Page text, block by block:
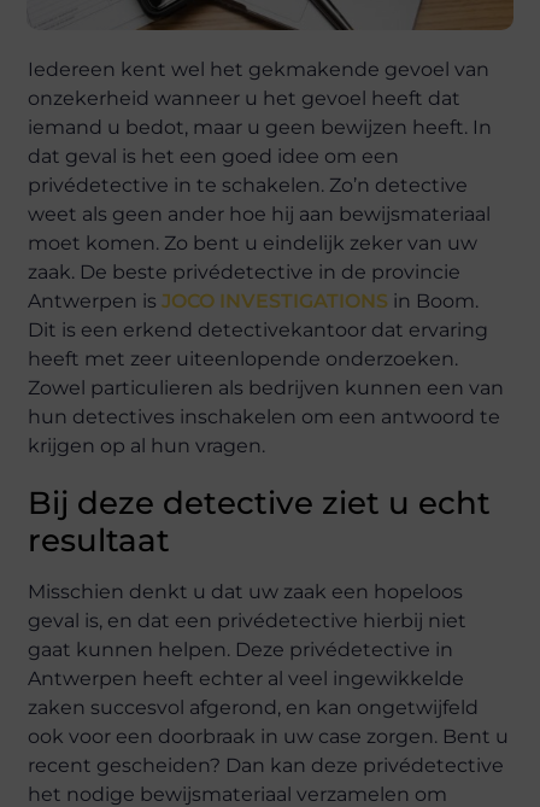
Iedereen kent wel het gekmakende gevoel van
onzekerheid wanneer u het gevoel heeft dat
iemand u bedot, maar u geen bewijzen heeft. In
dat geval is het een goed idee om een
privédetective in te schakelen. Zo’n detective
weet als geen ander hoe hij aan bewijsmateriaal
moet komen. Zo bent u eindelijk zeker van uw
zaak. De beste privédetective in de provincie
Antwerpen isJOCO INVESTIGATIONS in Boom.
Dit is een erkend detectivekantoor dat ervaring
heeft met zeer uiteenlopende onderzoeken.
Zowel particulieren als bedrijven kunnen een van
hun detectives inschakelen om een antwoord te
krijgen op al hun vragen.
Bij deze detective ziet u echt
resultaat
Misschien denkt u dat uw zaak een hopeloos
geval is, en dat een privédetective hierbij niet
gaat kunnen helpen. Deze privédetective in
Antwerpen heeft echter al veel ingewikkelde
zaken succesvol afgerond, en kan ongetwijfeld
ook voor een doorbraak in uw case zorgen. Bent u
recent gescheiden? Dan kan deze privédetective
het nodige bewijsmateriaal verzamelen om